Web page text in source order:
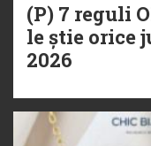
(P) 7 reguli
le știe orice
2026